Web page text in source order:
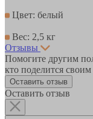
Цвет: белый
Вес: 2,5 кг
Отзывы
Помогите другим
кто поделится
Оставить отзыв
Оставить отзыв